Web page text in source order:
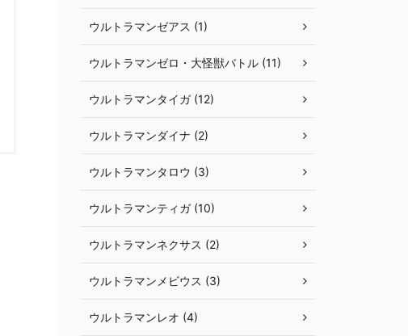
ウルトラマンゼアス (1)
ウルトラマンゼロ・大怪獣バトル (11)
ウルトラマンタイガ (12)
ウルトラマンダイナ (2)
ウルトラマンタロウ (3)
ウルトラマンティガ (10)
ウルトラマンネクサス (2)
ウルトラマンメビウス (3)
ウルトラマンレオ (4)